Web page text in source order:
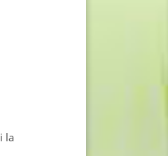
la